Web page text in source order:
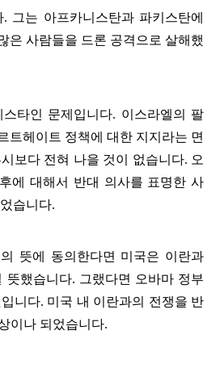
그는 아프카니스탄과 파키스탄에
은 사람들을 드론 공격으로 살해했
타인 문제입니다. 이스라엘의 팔
트헤이트 정책에 대한 지지라는 면
보다 전혀 나을 것이 없습니다. 오
에 대해서 반대 의사를 표명한 사
습니다.
뜻에 동의한다면 미국은 이란과
뜻했습니다. 그랬다면 오바마 정부
니다. 미국 내 이란과의 전쟁을 반
이나 되었습니다.